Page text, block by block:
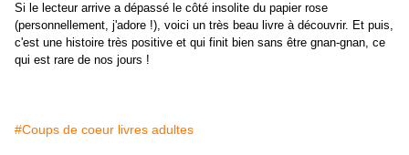
Si le lecteur arrive a dépassé le côté insolite du papier rose
(personnellement, j'adore !), voici un très beau livre à découvrir. Et puis,
c'est une histoire très positive et qui finit bien sans être gnan-gnan, ce
qui est rare de nos jours !
#Coups de coeur livres adultes